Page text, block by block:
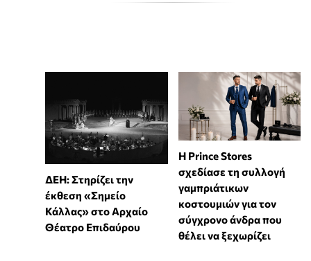
ΔΕΗ: Στηρίζει την
έκθεση «Σημείο
Κάλλας» στο Αρχαίο
Θέατρο Επιδαύρου
Η Prince Stores
σχεδίασε τη συλλογή
γαμπριάτικων
κοστουμιών για τον
σύγχρονο άνδρα που
θέλει να ξεχωρίζει